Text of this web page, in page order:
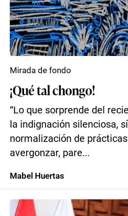
¡Qué tal chongo!
“Lo que sorprende del
la indignación silenciosa,
normalización de
avergonzar, pare...
Mirada de fondo
Mabel Huertas